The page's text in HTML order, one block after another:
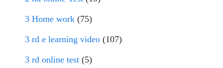
3 Home work (75)
3 rd e learning video (107)
3 rd online test (5)